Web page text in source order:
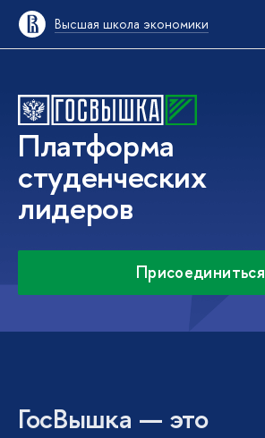
Высшая школа экономики
Платформа
студенческих
лидеров
Присоединиться
ГосВышка — это